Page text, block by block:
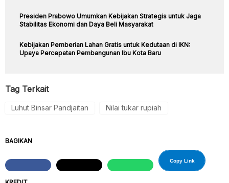
Presiden Prabowo Umumkan Kebijakan Strategis untuk Jaga
Stabilitas Ekonomi dan Daya Beli Masyarakat
Kebijakan Pemberian Lahan Gratis untuk Kedutaan di IKN:
Upaya Percepatan Pembangunan Ibu Kota Baru
Tag Terkait
Luhut Binsar Pandjaitan Nilai tukar rupiah
BAGIKAN
Copy Link